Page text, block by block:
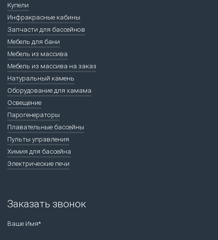
Купели
Инфракрасные кабины
Запчасти для бассейнов
Мебель для бани
Мебель из массива
Мебель из массива на заказ
Натуральный камень
Оборудование для хамама
Освещение
Парогенераторы
Плавательные бассейны
Пульты управления
Химия для бассейна
Электрические печи
Заказать звонок
Ваше Имя*